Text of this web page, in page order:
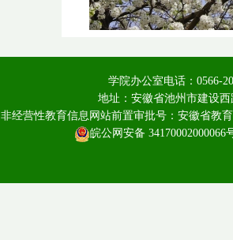
学院办公室电话：0566-
地址：安徽省池州市建设
非经营性教育信息网站前置审批号：安徽省教
皖公网安备 34170002000066